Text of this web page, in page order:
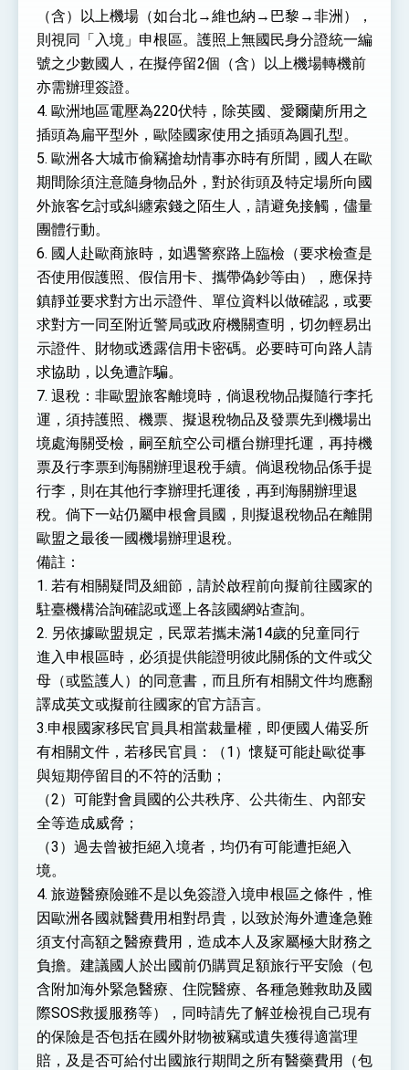
（含）以上機場（如台北→維也納→巴黎→非洲），
則視同「入境」申根區。護照上無國民身分證統一編
號之少數國人，在擬停留2個（含）以上機場轉機前
亦需辦理簽證。
4. 歐洲地區電壓為220伏特，除英國、愛爾蘭所用之
插頭為扁平型外，歐陸國家使用之插頭為圓孔型。
5. 歐洲各大城市偷竊搶劫情事亦時有所聞，國人在歐
期間除須注意隨身物品外，對於街頭及特定場所向國
外旅客乞討或糾纏索錢之陌生人，請避免接觸，儘量
團體行動。
6. 國人赴歐商旅時，如遇警察路上臨檢（要求檢查是
否使用假護照、假信用卡、攜帶偽鈔等由），應保持
鎮靜並要求對方出示證件、單位資料以做確認，或要
求對方一同至附近警局或政府機關查明，切勿輕易出
示證件、財物或透露信用卡密碼。必要時可向路人請
求協助，以免遭詐騙。
7. 退稅：非歐盟旅客離境時，倘退稅物品擬隨行李托
運，須持護照、機票、擬退稅物品及發票先到機場出
境處海關受檢，嗣至航空公司櫃台辦理托運，再持機
票及行李票到海關辦理退稅手續。倘退稅物品係手提
行李，則在其他行李辦理托運後，再到海關辦理退
稅。倘下一站仍屬申根會員國，則擬退稅物品在離開
歐盟之最後一國機場辦理退稅。
備註：
1. 若有相關疑問及細節，請於啟程前向擬前往國家的
駐臺機構洽詢確認或逕上各該國網站查詢。
2. 另依據歐盟規定，民眾若攜未滿14歲的兒童同行
進入申根區時，必須提供能證明彼此關係的文件或父
母（或監護人）的同意書，而且所有相關文件均應翻
譯成英文或擬前往國家的官方語言。
3.申根國家移民官員具相當裁量權，即便國人備妥所
有相關文件，若移民官員：（1）懷疑可能赴歐從事
與短期停留目的不符的活動；
（2）可能對會員國的公共秩序、公共衛生、內部安
全等造成威脅；
（3）過去曾被拒絕入境者，均仍有可能遭拒絕入
境。
4. 旅遊醫療險雖不是以免簽證入境申根區之條件，惟
因歐洲各國就醫費用相對昂貴，以致於海外遭逢急難
須支付高額之醫療費用，造成本人及家屬極大財務之
負擔。建議國人於出國前仍購買足額旅行平安險（包
含附加海外緊急醫療、住院醫療、各種急難救助及國
際SOS救援服務等），同時請先了解並檢視自己現有
的保險是否包括在國外財物被竊或遺失獲得適當理
賠，及是否可給付出國旅行期間之所有醫藥費用（包